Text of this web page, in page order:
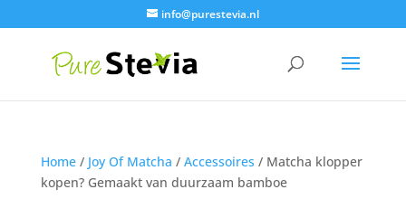
info@purestevia.nl
Home/ Joy Of Matcha / Accessoires / Matcha klopper
kopen? Gemaakt van duurzaam bamboe